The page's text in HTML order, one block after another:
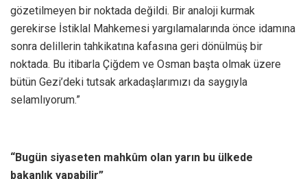
gözetilmeyen bir noktada değildi. Bir analoji kurmak
gerekirse İstiklal Mahkemesi yargılamalarında önce idamına
sonra delillerin tahkikatına kafasına geri dönülmüş bir
noktada. Bu itibarla Çiğdem ve Osman başta olmak üzere
bütün Gezi’deki tutsak arkadaşlarımızı da saygıyla
selamlıyorum.”
“Bugün siyaseten mahkûm olan yarın bu ülkede
bakanlık yapabilir”